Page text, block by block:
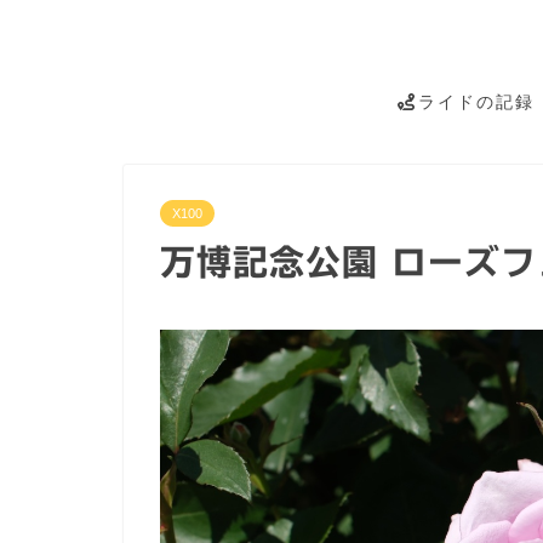
ライドの記録
X100
万博記念公園 ローズ